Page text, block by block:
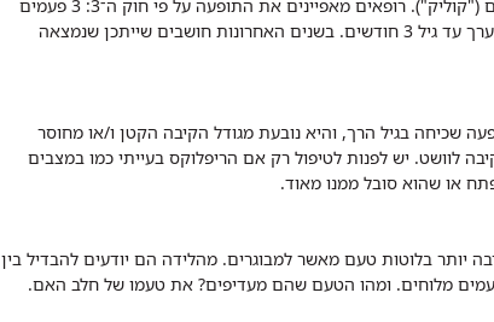
כ־25% מהתינוקות סובלים מעוויתות במעיים ("קוליק"). רופאים מאפיינים את התופעה על פי חוק ה־3: 3 פעמים
בשבוע, למשך 3 שעות, לפחות 3 שבועות ובערך עד גיל 3 חודשים. בשנים האחרונות חושבים שייתכן שנמצאה
שכיחה בגיל הרך, והיא נובעת מגודל הקיבה הקטן ו/או מחוסר
לוושט. יש לפנות לטיפול רק אם הריפלוקס בעייתי כמו במצבים
או שהוא סובל ממנו מאוד.
יותר בלוטות טעם מאשר למבוגרים. מהלידה הם יודעים להבדיל בין
מלוחים. ומהו הטעם שהם מעדיפים? את טעמו של חלב האם.